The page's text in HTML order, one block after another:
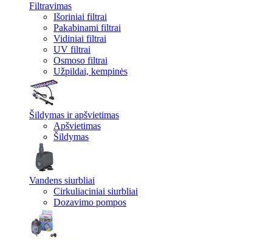
Filtravimas
Išoriniai filtrai
Pakabinami filtrai
Vidiniai filtrai
UV filtrai
Osmoso filtrai
Užpildai, kempinės
Šildymas ir apšvietimas
Apšvietimas
Šildymas
Vandens siurbliai
Cirkuliaciniai siurbliai
Dozavimo pompos